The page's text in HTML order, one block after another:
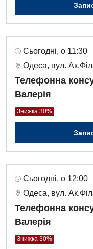
Сьогодні, о 11:30
Одеса, вул.
Телефонна
Валерія
Знижка 30%
Сьогодні, о 12:00
Одеса, вул.
Телефонна
Валерія
Знижка 30%